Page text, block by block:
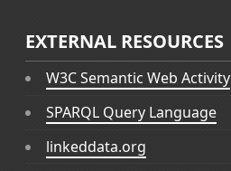
EXTERNAL RESOURCES
W3C Semantic Web Activity
SPARQL Query Language
linkeddata.org